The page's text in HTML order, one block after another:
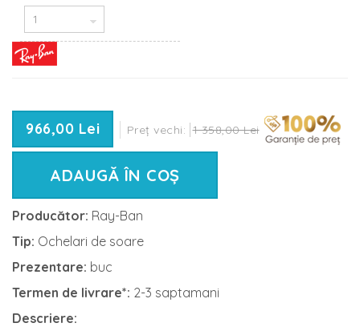
966,00 Lei Preț vechi: 1 358,00 Lei
ADAUGĂ ÎN COȘ
Producător: Ray-Ban
Tip: Ochelari de soare
Prezentare: buc
Termen de livrare*: 2-3 saptamani
Descriere: